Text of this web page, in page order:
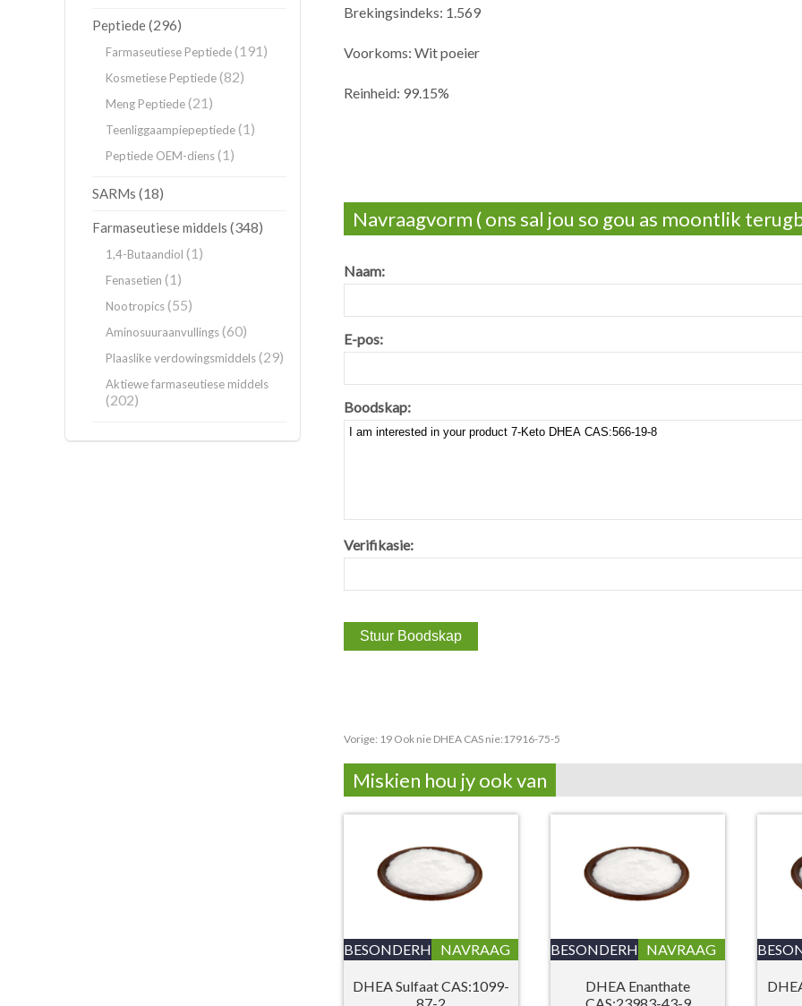
Brekingsindeks: 1.569
Voorkoms: Wit poeier
Reinheid: 99.15%
Navraagvorm ( ons sal jou so gou as moontlik
Naam:
E-pos:
Boodskap:
Verifikasie:
Vorige: 19 Ook nie DHEA CAS nie:17916-75-5
Miskien hou jy ook van
BESONDERHEDENAVRAAG
DHEA Sulfaat CAS:1099-
BESONDERHEDENAVRAAG
DHEA Enanthate
Peptiede(296)
Farmaseutiese Peptiede(191)
Kosmetiese Peptiede(82)
Meng Peptiede(21)
Teenliggaampiepeptiede(1)
Peptiede OEM-diens(1)
SARMs (18)
Farmaseutiese middels (348)
1,4-Butaandiol (1)
Fenasetien (1)
Nootropics(55)
Aminosuuraanvullings(60)
Plaaslike verdowingsmiddels(29)
Aktiewe farmaseutiese middels
(202)